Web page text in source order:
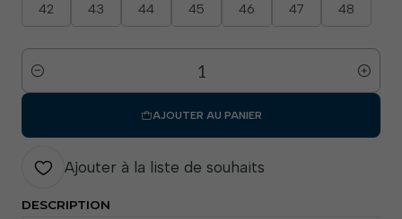
42 43 44 45 46 47 48
Quantité
AJOUTER AU PANIER
Ajouter à la liste de souhaits
DESCRIPTION